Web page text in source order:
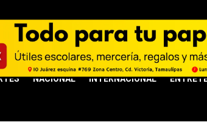
NACIONAL INTERNACIONAL